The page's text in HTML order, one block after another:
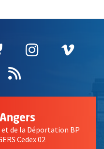
fenêtre
une nouvelle
Bluesky
, Ouvre une
Instagram
, Ouvre
,
une
Flux RSS
et de la Déportation BP
Cedex 02